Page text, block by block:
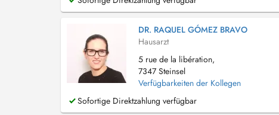
DR. RAQUEL GÓMEZ BRAVO
Hausarzt
5 rue de la libération,
7347 Steinsel
Verfügbarkeiten der Kollegen
Sofortige Direktzahlung verfügbar